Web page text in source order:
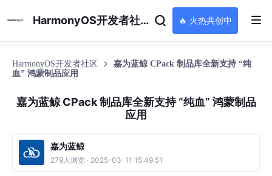
HarmonyOS开发者社区 🔥 火热共创中
HarmonyOS开发者社区
嘉为蓝鲸 CPack 制品库全新支持 “纯
血” 鸿蒙制品应用
嘉为蓝鲸 CPack 制品库全新支持 “纯血” 鸿蒙制品
应用
嘉为蓝鲸
279人浏览 · 2025-03-11 15:49:51